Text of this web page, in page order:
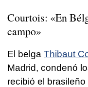
Courtois: «En
campo»
El belga Thibaut
Madrid, condenó
recibió el